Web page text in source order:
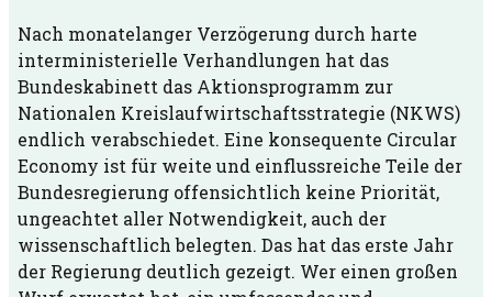
Nach monatelanger Verzögerung durch harte
interministerielle Verhandlungen hat das
Bundeskabinett das Aktionsprogramm zur
Nationalen Kreislaufwirtschaftsstrategie (NKWS)
endlich verabschiedet. Eine konsequente Circular
Economy ist für weite und einflussreiche Teile der
Bundesregierung offensichtlich keine Priorität,
ungeachtet aller Notwendigkeit, auch der
wissenschaftlich belegten. Das hat das erste Jahr
der Regierung deutlich gezeigt. Wer einen großen